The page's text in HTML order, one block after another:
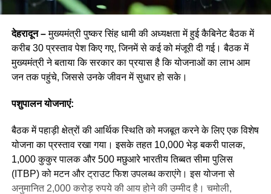
देहरादून –मुख्यमंत्री पुष्कर सिंह धामी की अध्यक्षता में हुई कैबिनेट बैठक में
करीब 30 प्रस्ताव पेश किए गए, जिनमें से कई को मंजूरी दी गई। बैठक में
मुख्यमंत्री ने बताया कि सरकार का प्रयास है कि योजनाओं का लाभ आम
जन तक पहुंचे, जिससे उनके जीवन में सुधार हो सके।
पशुपालन योजनाएं:
बैठक में पहाड़ी क्षेत्रों की आर्थिक स्थिति को मजबूत करने के लिए एक विशेष
योजना का प्रस्ताव रखा गया। इसके तहत 10,000 भेड़ बकरी पालक,
1,000 कुकुर पालक और 500 मछुआरे भारतीय तिब्बत सीमा पुलिस
(ITBP) को मटन और ट्राउट फिश उपलब्ध कराएंगे। इस योजना से
अनुमानित 2,000 करोड़ रुपये की आय होने की उम्मीद है। चमोली,